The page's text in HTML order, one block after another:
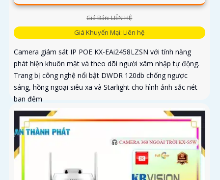
Giá Bán: LIÊN HỆ
Giá Khuyến Mại: Liên hệ
Camera giám sát IP POE KX-EAi2458LZSN với tính năng
phát hiện khuôn mặt và theo dõi người xâm nhập tự động.
Trang bị công nghệ nổi bật DWDR 120db chống ngược
sáng, hồng ngoại siêu xa và Starlight cho hình ảnh sắc nét
ban đêm